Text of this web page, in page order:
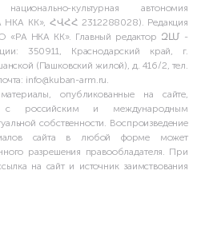
культурная автономия
НКА КК», ՀՎՀՀ 2312288028). Редакция
НКА КК». Главный редактор ԶԼՄ -
350911, Краснодарский край, г.
(Пашковский жилой), д. 416/2, тел.
info@kuban-arm.ru.
опубликованные на сайте,
с российским и международным
собственности. Воспроизведение
сайта в любой форме может
разрешения правообладателя. При
на сайт и источник заимствования